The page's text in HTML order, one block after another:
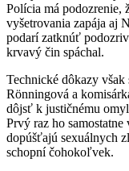
Polícia má podozrenie,
vyšetrovania zapája aj
podarí zatknúť
krvavý čin spáchal.
Technické dôkazy
Rönningová a
dôjsť k justičnému
Prvý raz ho
dopúšťajú sexuálnych
schopní čohokoľvek.